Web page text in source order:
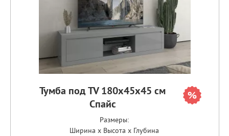
Тумба под TV 180х45х45 см
Спайс
Размеры:
Ширина x Высота x Глубина